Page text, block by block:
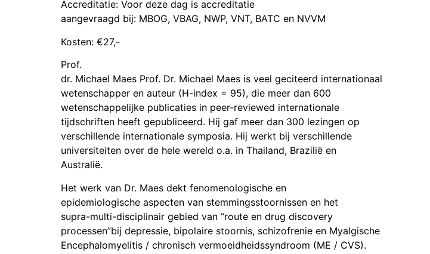
Accreditatie: Voor deze dag is accreditatie
aangevraagd bij: MBOG, VBAG, NWP, VNT, BATC en NVVM
Kosten: €27,-
Prof.
dr. Michael Maes Prof. Dr. Michael Maes is veel geciteerd internationaal
wetenschapper en auteur (H-index = 95), die meer dan 600
wetenschappelijke publicaties in peer-reviewed internationale
tijdschriften heeft gepubliceerd. Hij gaf meer dan 300 lezingen op
verschillende internationale symposia. Hij werkt bij verschillende
universiteiten over de hele wereld o.a. in Thailand, Brazilië en
Australië.
Het werk van Dr. Maes dekt fenomenologische en
epidemiologische aspecten van stemmingsstoornissen en het
supra-multi-disciplinair gebied van “route en drug discovery
processen”bij depressie, bipolaire stoornis, schizofrenie en Myalgische
Encephalomyelitis / chronisch vermoeidheidssyndroom (ME / CVS).